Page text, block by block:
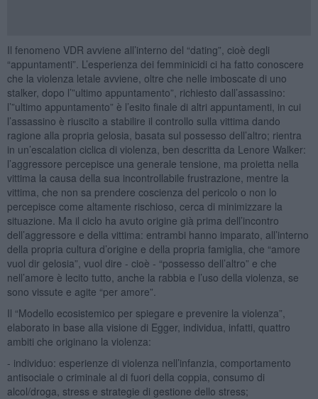
Il fenomeno VDR avviene all’interno del “dating”, cioè degli
“appuntamenti”. L’esperienza dei femminicidi ci ha fatto conoscere
che la violenza letale avviene, oltre che nelle imboscate di uno
stalker, dopo l’”ultimo appuntamento”, richiesto dall’assassino:
l’”ultimo appuntamento” è l’esito finale di altri appuntamenti, in cui
l’assassino è riuscito a stabilire il controllo sulla vittima dando
ragione alla propria gelosia, basata sul possesso dell’altro; rientra
in un’escalation ciclica di violenza, ben descritta da Lenore Walker:
l’aggressore percepisce una generale tensione, ma proietta nella
vittima la causa della sua incontrollabile frustrazione, mentre la
vittima, che non sa prendere coscienza del pericolo o non lo
percepisce come altamente rischioso, cerca di minimizzare la
situazione. Ma il ciclo ha avuto origine già prima dell’incontro
dell’aggressore e della vittima: entrambi hanno imparato, all’interno
della propria cultura d’origine e della propria famiglia, che “amore
vuol dir gelosia”, vuol dire - cioè - “possesso dell’altro” e che
nell’amore è lecito tutto, anche la rabbia e l’uso della violenza, se
sono vissute e agite “per amore”.
Il “Modello ecosistemico per spiegare e prevenire la violenza”,
elaborato in base alla visione di Egger, individua, infatti, quattro
ambiti che originano la violenza:
- individuo: esperienze di violenza nell’infanzia, comportamento
antisociale o criminale al di fuori della coppia, consumo di
alcol/droga, stress e strategie di gestione dello stress;